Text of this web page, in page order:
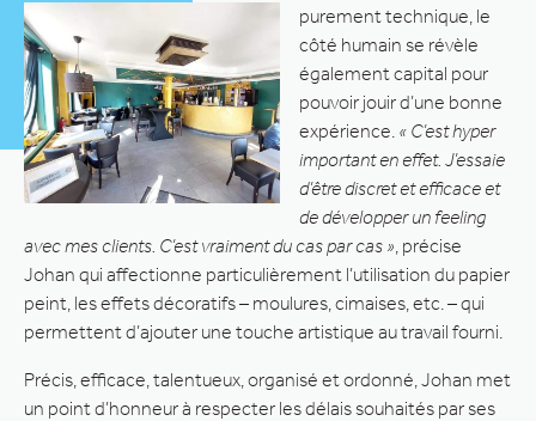
purement technique, le
côté humain se révèle
également capital pour
pouvoir jouir d’une bonne
expérience. « C’est hyper
important en effet. J’essaie
d’être discret et efficace et
de développer un feeling
avec mes clients. C’est vraiment du cas par cas » , précise
Johan qui affectionne particulièrement l’utilisation du papier
peint, les effets décoratifs – moulures, cimaises, etc. – qui
permettent d’ajouter une touche artistique au travail fourni.
Précis, efficace, talentueux, organisé et ordonné, Johan met
un point d’honneur à respecter les délais souhaités par ses